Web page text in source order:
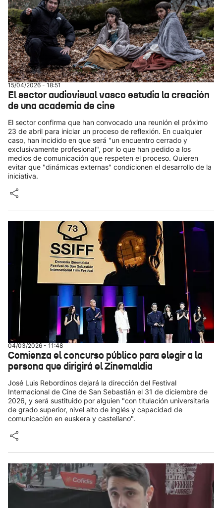
15/04/2026 - 18:51
El sector audiovisual vasco estudia la creación
de una academia de cine
El sector confirma que han convocado una reunión el próximo
23 de abril para iniciar un proceso de reflexión. En cualquier
caso, han incidido en que será "un encuentro cerrado y
exclusivamente profesional", por lo que han pedido a los
medios de comunicación que respeten el proceso. Quieren
evitar que "dinámicas externas" condicionen el desarrollo de la
iniciativa.
04/03/2026 - 11:48
Comienza el concurso público para elegir a la
persona que dirigirá el Zinemaldia
José Luis Rebordinos dejará la dirección del Festival
Internacional de Cine de San Sebastián el 31 de diciembre de
2026, y será sustituido por alguien "con titulación universitaria
de grado superior, nivel alto de inglés y capacidad de
comunicación en euskera y castellano".